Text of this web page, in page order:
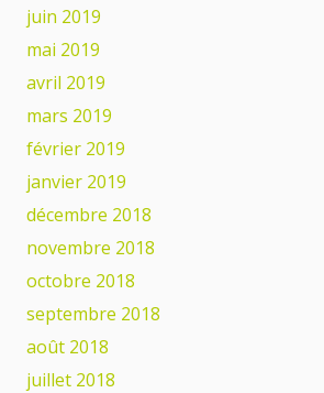
juin 2019
mai 2019
avril 2019
mars 2019
février 2019
janvier 2019
décembre 2018
novembre 2018
octobre 2018
septembre 2018
août 2018
juillet 2018